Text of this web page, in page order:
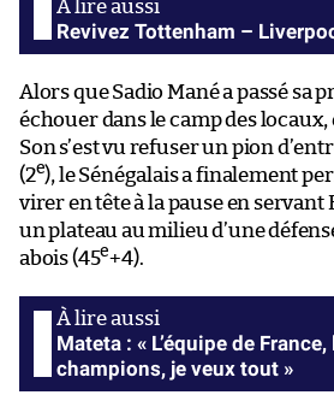
Revivez Tottenham –
Alors que Sadio Mané a passé sa
échouer dans le camp des
Son s’est vu refuser un pion
(2e), le Sénégalais a finalement
virer en tête à la pause en
un plateau au milieu d’une
abois (45e+4).
Mateta : « L’équipe de
champions, je veux tout »